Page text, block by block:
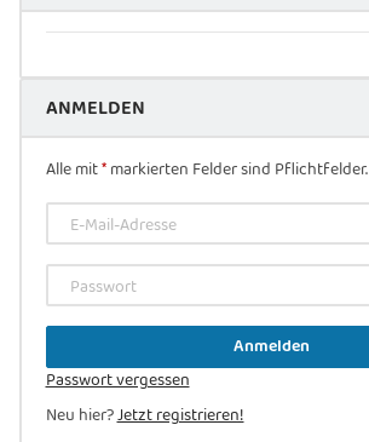
ANMELDEN
Alle mit*markierten Felder sind Pflichtfelder.
E-Mail-Adresse
Passwort
Anmelden
Passwort vergessen
Neu hier?Jetzt registrieren!